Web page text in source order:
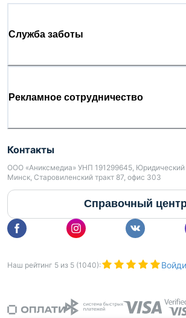
Служба заботы
Рекламное сотрудничество
Контакты
ООО «Аниксмедиа» УНП 191299645, Юридический
Минск, Старовиленский тракт 87, офис 303
Справочный
Наш рейтинг 5 из 5 (1040):